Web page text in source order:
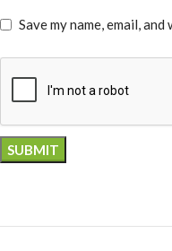
Save my name, email,